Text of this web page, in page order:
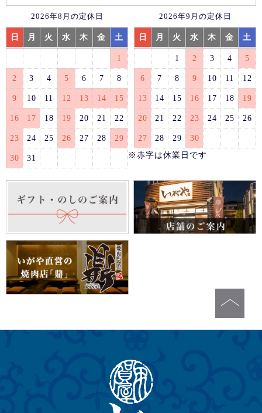
2026年8月の定休日
日 月 火 水 木 金 土
1
2 3 4 5 6 7 8
9 10 11 12 13 14 15
16 17 18 19 20 21 22
23 24 25 26 27 28 29
30 31
2026年9月の定休日
日 月 火 水 木 金 土
1 2 3 4 5
6 7 8 9 10 11 12
13 14 15 16 17 18 19
20 21 22 23 24 25 26
27 28 29
30
※赤字は休業日です